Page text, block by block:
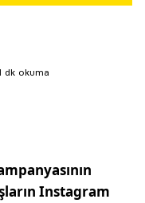
dk okuma
Instagram